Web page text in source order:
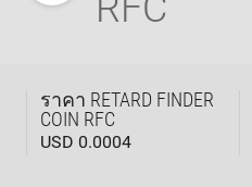
ราคา RETARD FINDER
COIN RFC
USD 0.0004